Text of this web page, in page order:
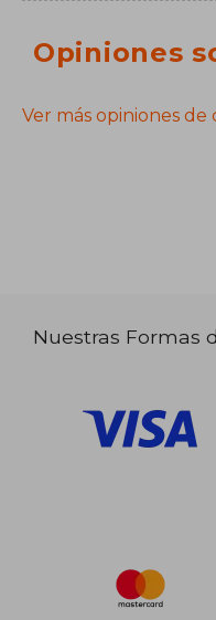
Opiniones
Ver más opiniones de
Nuestras Formas